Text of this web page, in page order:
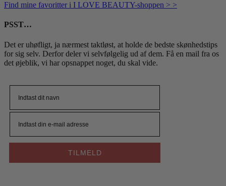
Find mine favoritter i I LOVE BEAUTY-shoppen > >
PSST…
Det er uhøfligt, ja nærmest taktløst, at holde de bedste skønhedstips
for sig selv. Derfor deler vi selvfølgelig ud af dem. Få en mail fra os
det øjeblik, vi har opsnappet noget, du skal vide.
TILMELD